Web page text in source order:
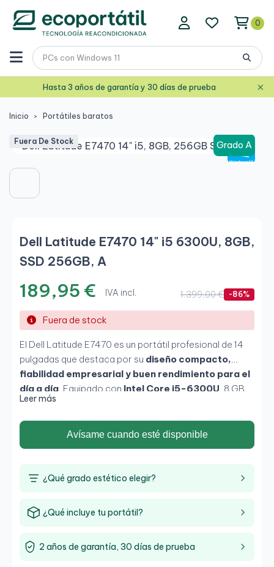
0
Hasta 3 años de garantía y 30 días de prueba ×
Inicio Portátiles baratos
Grado A
Fuera De Stock
Dell Latitude E7470 14" i5 6300U, 8GB,
SSD 256GB, A
189,95 € IVA incl. 1.399,00 € -86%
Fuera de stock
El Dell Latitude E7470 es un portátil profesional de 14
pulgadas que destaca por su diseño compacto,
fiabilidad empresarial y buen rendimiento para el
día a día . Equipado con Intel Core i5-6300U , 8 GB
de RAM y SSD de 256 GB, ofrece una experiencia fluida
en tareas de oficina, navegación y productividad
diaria. Su pantalla Full HD y formato ligero lo convierten
en una excelente opción para quienes buscan
Leer más
Avísame cuando esté disponible
¿Qué grado estético elegir?
¿Qué incluye tu portátil?
2 años de garantía, 30 días de prueba